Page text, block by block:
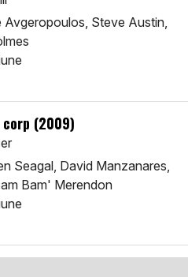
Avgeropoulos, Steve Austin,
corp (2009)
Seagal, David Manzanares,
Bam' Merendon